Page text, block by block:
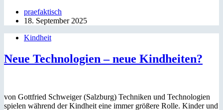
praefaktisch
18. September 2025
Kindheit
Neue Technologien – neue Kindheiten?
von Gottfried Schweiger (Salzburg) Techniken und Technologien
spielen während der Kindheit eine immer größere Rolle. Kinder und